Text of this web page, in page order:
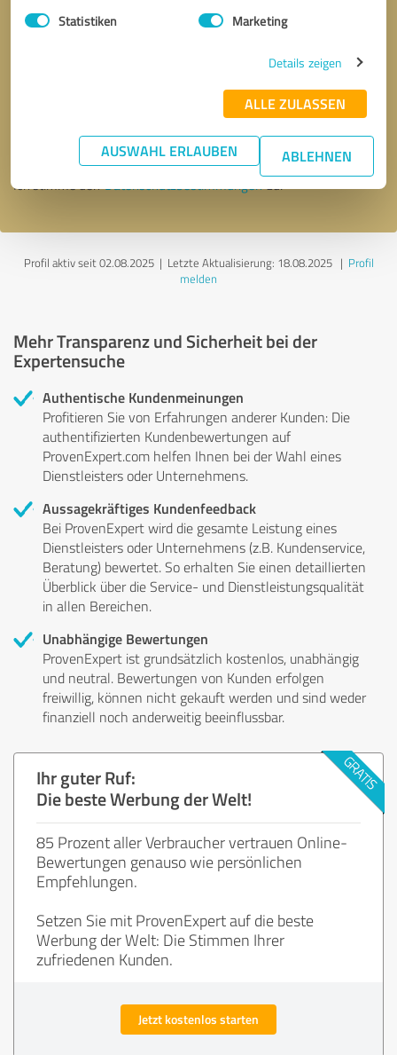
Statistiken Marketing
Details zeigen
ALLE ZULASSEN
AUSWAHL ERLAUBEN ABLEHNEN
* Erforderliche Angaben
Nachricht senden
Ich stimme denDatenschutzbestimmungenzu.
Profil aktiv seit 02.08.2025 | Letzte Aktualisierung: 18.08.2025| Profil
melden
Mehr Transparenz und Sicherheit bei der
Expertensuche
Authentische Kundenmeinungen
Profitieren Sie von Erfahrungen anderer Kunden: Die
authentifizierten Kundenbewertungen auf
ProvenExpert.com helfen Ihnen bei der Wahl eines
Dienstleisters oder Unternehmens.
Aussagekräftiges Kundenfeedback
Bei ProvenExpert wird die gesamte Leistung eines
Dienstleisters oder Unternehmens (z.B. Kundenservice,
Beratung) bewertet. So erhalten Sie einen detaillierten
Überblick über die Service- und Dienstleistungsqualität
in allen Bereichen.
Unabhängige Bewertungen
ProvenExpert ist grundsätzlich kostenlos, unabhängig
und neutral. Bewertungen von Kunden erfolgen
freiwillig, können nicht gekauft werden und sind weder
finanziell noch anderweitig beeinflussbar.
Ihr guter Ruf:
Die beste Werbung der Welt!
85 Prozent aller Verbraucher vertrauen Online-
Bewertungen genauso wie persönlichen
Empfehlungen.
Setzen Sie mit ProvenExpert auf die beste
Werbung der Welt: Die Stimmen Ihrer
zufriedenen Kunden.
Jetzt kostenlos starten